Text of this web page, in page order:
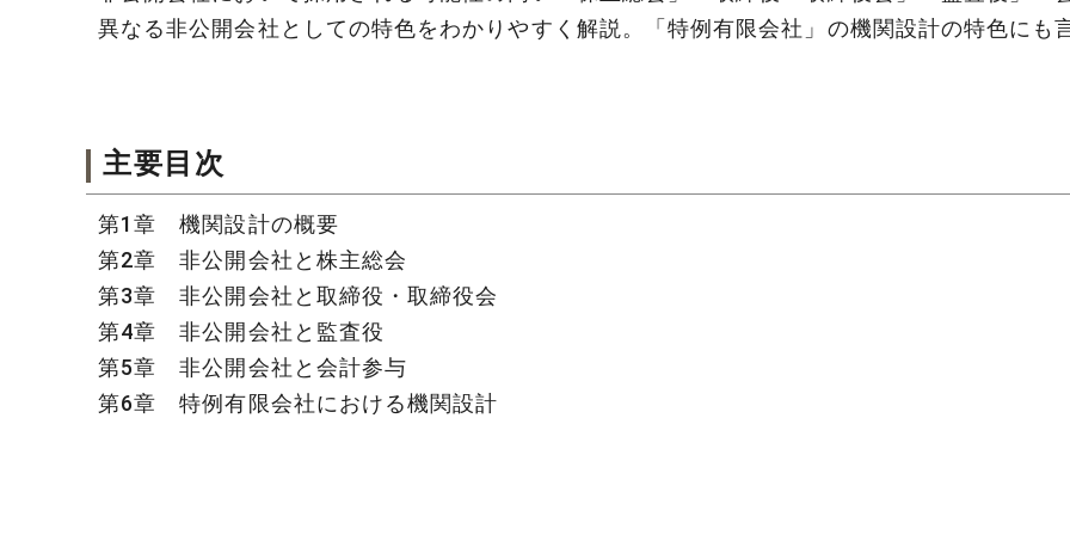
異なる非公開会社としての特色をわかりやすく解説。「特例有限会社」の機関設計の特色にも
主要目次
第1章 機関設計の概要
第2章 非公開会社と株主総会
第3章 非公開会社と取締役・取締役会
第4章 非公開会社と監査役
第5章 非公開会社と会計参与
第6章 特例有限会社における機関設計